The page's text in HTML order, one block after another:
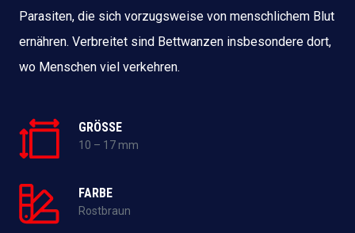
Parasiten, die sich vorzugsweise von menschlichem Blut
ernähren. Verbreitet sind Bettwanzen insbesondere dort,
wo Menschen viel verkehren.
GRÖSSE
10 – 17 mm
FARBE
Rostbraun